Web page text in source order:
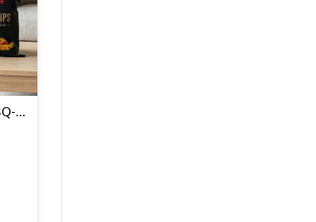
Chili Klaus Grillmaster BBQ-æske